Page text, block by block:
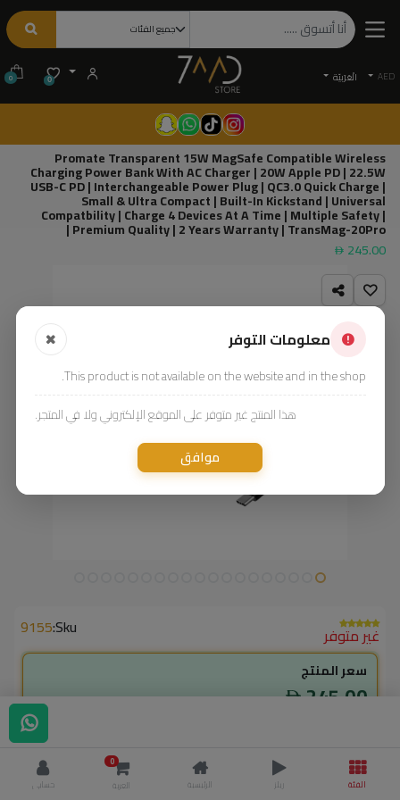
AED الْعَرَبيّة 0
0
Promate Transparent 15W MagSafe Compatible Wireless
Charging Power Bank With AC Charger | 20W Apple PD | 22.5W
USB-C PD | Interchangeable Power Plug | QC3.0 Quick Charge |
Small & Ultra Compact | Built-In Kickstand | Universal
Compatbility | Charge 4 Devices At A Time | Multiple Safety |
Premium Quality | 2 Years Warranty | TransMag-20Pro |
245.00
غير متوفر Sku:
9155
سعر المنتج
245.00
incl. VAT
لاعضاء ال vip
معلومات التوفر
This product is not available on the website and in the shop.
هذا المنتج غير متوفر على الموقع الإلكتروني ولا في المتجر.
موافق
الفئة ريلز الرئيسية
0
العربة
حسابي